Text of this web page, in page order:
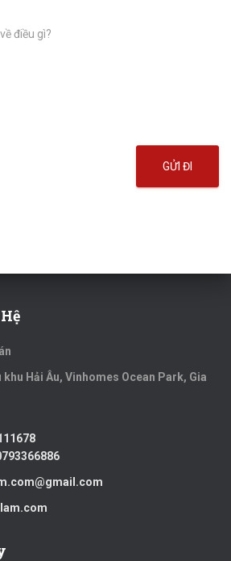
GỬI ĐI
Hải Âu, Vinhomes Ocean Park, Gia